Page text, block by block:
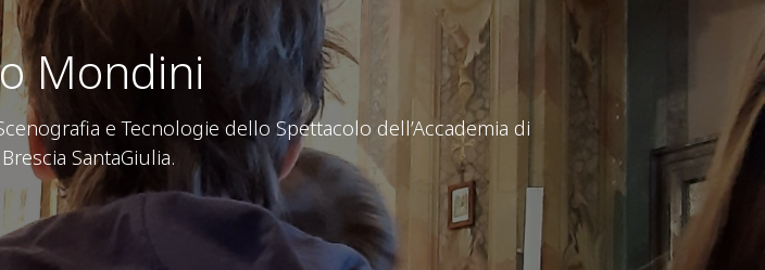
Mondini
e Tecnologie dello Spettacolo dell’Accademia di
SantaGiulia.